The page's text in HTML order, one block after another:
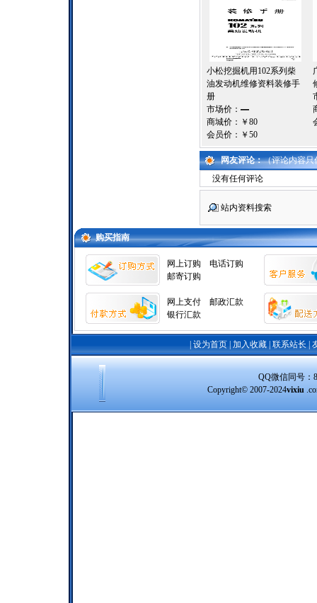
小松挖掘机用102系列柴
油发动机维修资料装修手
册
市场价： —
商城价： ￥80
会员价： ￥50
网友评论：（评论内容只
没有任何评论
站内资料搜索
购买指南
网上订购
电话订购
邮寄订购
网上支付
邮政汇款
银行汇款
设为首页| 加入收藏| 联系站长
QQ微信同号：
Copyright© 2007-2024vixiu